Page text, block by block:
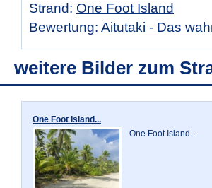
Strand: One Foot Island
Bewertung: Aitutaki - Das
weitere Bilder zum
One Foot Island...
One Foot Island...